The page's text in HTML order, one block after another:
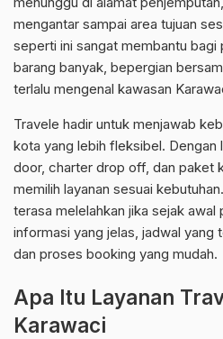
mengantar sampai area tujuan
seperti ini sangat membantu bagi
barang banyak, bepergian
terlalu mengenal kawasan
Travele hadir untuk menjawab
kota yang lebih fleksibel. Dengan
door, charter drop off, dan paket
memilih layanan sesuai
terasa melelahkan jika sejak
informasi yang jelas, jadwal yang
dan proses booking yang mudah.
Apa Itu Layanan
Karawaci